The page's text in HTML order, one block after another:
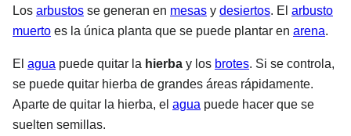
Los arbustos se generan en mesas y desiertos. El arbusto
muerto es la única planta que se puede plantar en arena.
El agua puede quitar la hierba y los brotes. Si se controla,
se puede quitar hierba de grandes áreas rápidamente.
Aparte de quitar la hierba, el agua puede hacer que se
suelten semillas.